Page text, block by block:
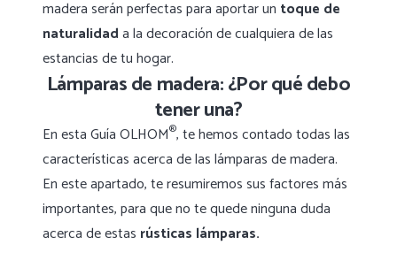
madera serán perfectas para aportar un toque de
naturalidada la decoración de cualquiera de las
estancias de tu hogar.
Lámparas de madera: ¿Por qué debo
tener una?
En esta Guía OLHOM®, te hemos contado todas las
características acerca de las lámparas de madera.
En este apartado, te resumiremos sus factores más
importantes, para que no te quede ninguna duda
acerca de estas rústicas lámparas.